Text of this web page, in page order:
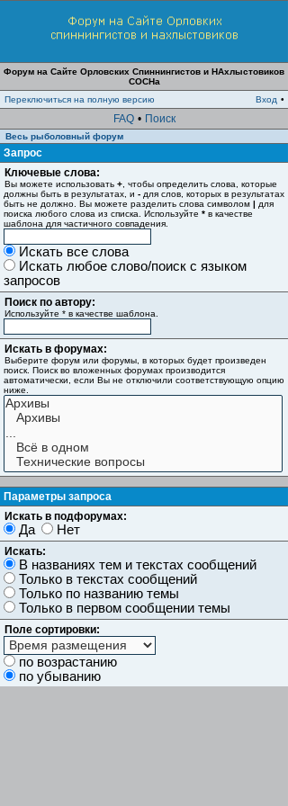
Форум на Сайте Орловских Спиннингистов и НАхлыстовиков
СОСНа
Переключиться на полную версию
Вход •
FAQ • Поиск
Весь рыболовный форум
Запрос
Ключевые слова:
Вы можете использовать + , чтобы определить слова, которые
должны быть в результатах, и - для слов, которых в результатах
быть не должно. Вы можете разделить слова символом | для
поиска любого слова из списка. Используйте * в качестве
шаблона для частичного совпадения.
Искать все слова
Искать любое слово/поиск с языком
запросов
Поиск по автору:
Используйте * в качестве шаблона.
Искать в форумах:
Выберите форум или форумы, в которых будет произведен
поиск. Поиск во вложенных форумах производится
автоматически, если Вы не отключили соответствующую опцию
ниже.
Параметры запроса
Искать в подфорумах:
Да Нет
Искать:
В названиях тем и текстах сообщений
Только в текстах сообщений
Только по названию темы
Только в первом сообщении темы
Поле сортировки:
по возрастанию
по убыванию